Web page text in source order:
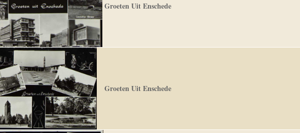
Groeten Uit Enschede
Groeten Uit Enschede